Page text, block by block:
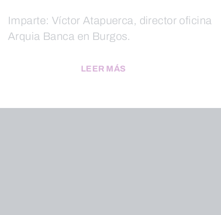
Imparte: Víctor Atapuerca, director oficina
Arquia Banca en Burgos.
LEER MÁS